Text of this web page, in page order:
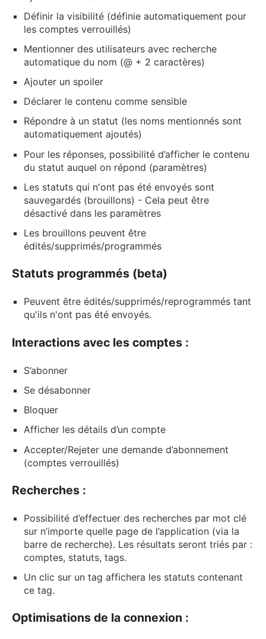
Définir la visibilité (définie automatiquement pour
les comptes verrouillés)
Mentionner des utilisateurs avec recherche
automatique du nom (@ + 2 caractères)
Ajouter un spoiler
Déclarer le contenu comme sensible
Répondre à un statut (les noms mentionnés sont
automatiquement ajoutés)
Pour les réponses, possibilité d’afficher le contenu
du statut auquel on répond (paramètres)
Les statuts qui n'ont pas été envoyés sont
sauvegardés (brouillons) - Cela peut être
désactivé dans les paramètres
Les brouillons peuvent être
édités/supprimés/programmés
Statuts programmés (beta)
Peuvent être édités/supprimés/reprogrammés tant
qu'ils n'ont pas été envoyés.
Interactions avec les comptes :
S’abonner
Se désabonner
Bloquer
Afficher les détails d’un compte
Accepter/Rejeter une demande d’abonnement
(comptes verrouillés)
Recherches :
Possibilité d’effectuer des recherches par mot clé
sur n’importe quelle page de l’application (via la
barre de recherche). Les résultats seront triés par :
comptes, statuts, tags.
Un clic sur un tag affichera les statuts contenant
ce tag.
Optimisations de la connexion :